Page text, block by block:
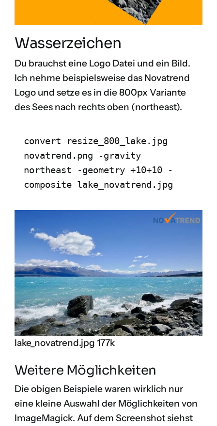
Wasserzeichen
Du brauchst eine Logo Datei und ein Bild.
Ich nehme beispielsweise das Novatrend
Logo und setze es in die 800px Variante
des Sees nach rechts oben (northeast).
convert resize_800_lake.jpg
novatrend.png -gravity
northeast -geometry +10+10 -
composite lake_novatrend.jpg
lake_novatrend.jpg 177k
Weitere Möglichkeiten
Die obigen Beispiele waren wirklich nur
eine kleine Auswahl der Möglichkeiten von
ImageMagick. Auf dem Screenshot siehst